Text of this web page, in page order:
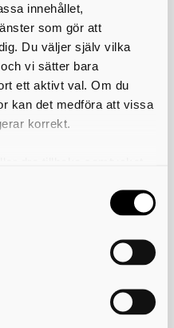
innehållet,
som gör att
Du väljer själv vilka
vi sätter bara
ett aktivt val. Om du
kan det medföra att vissa
korrekt.
längst ner på sidan
som t.ex.sågspån,
– prata med personalen på
– ett steg mot
mängden restavfall.